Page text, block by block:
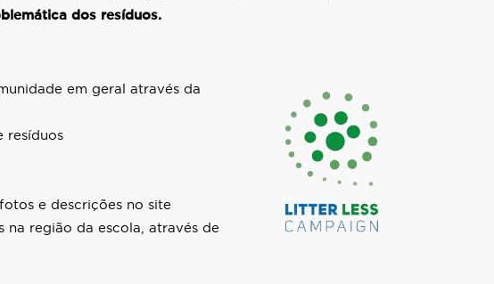
dos resíduos.
em geral através da
resíduos
e descrições no site
na região da escola, através de